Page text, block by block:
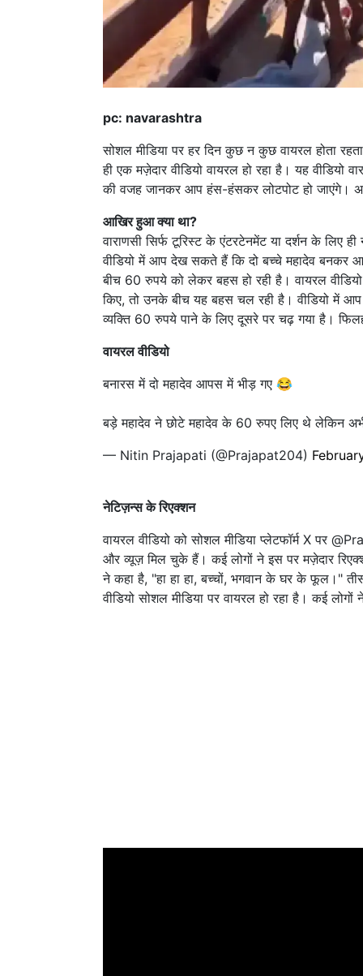
pc: navarashtra
सोशल मीडिया पर हर दिन कुछ न कुछ वायरल होता
ही एक मज़ेदार वीडियो वायरल हो रहा है। यह
की वजह जानकर आप हंस-हंसकर लोटपोट हो जाएंगे।
आखिर हुआ क्या था?
वाराणसी सिर्फ टूरिस्ट के एंटरटेनमेंट या दर्शन के लिए
वीडियो में आप देख सकते हैं कि दो बच्चे महादेव बनकर
बीच 60 रुपये को लेकर बहस हो रही है। वायरल
किए, तो उनके बीच यह बहस चल रही है। वीडियो में
व्यक्ति 60 रुपये पाने के लिए दूसरे पर चढ़ गया है।
वायरल वीडियो
बनारस में दो महादेव आपस में भीड़ गए 😂
बड़े महादेव ने छोटे महादेव के 60 रुपए लिए थे लेकिन
— Nitin Prajapati (@Prajapat204)
नेटिज़न्स के रिएक्शन
वायरल वीडियो को सोशल मीडिया प्लेटफॉर्म X पर
और व्यूज़ मिल चुके हैं। कई लोगों ने इस पर मज़ेदार
ने कहा है, "हा हा हा, बच्चों, भगवान के घर के फूल।"
वीडियो सोशल मीडिया पर वायरल हो रहा है। कई